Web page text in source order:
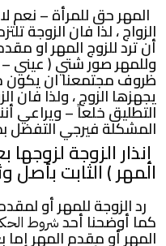
المهر حق للمرأة – نعم
الزواج ، لذا فان الزوجة
أن ترد للزوج المهر او
وللمهر صور شتي ( عيني
ظروف مجتمعنا ان يكون
يجهزها الزوج ، ولذا فان
التطليق خلعاً – ويراعي
المشكلة فيرجي التفضل
إنذار الزوجة
المهر ) الثابت بأصل
رد الزوجة للمهر أو
كما أوضحنا أحدشروط
المهر أو مقدم المهر إما